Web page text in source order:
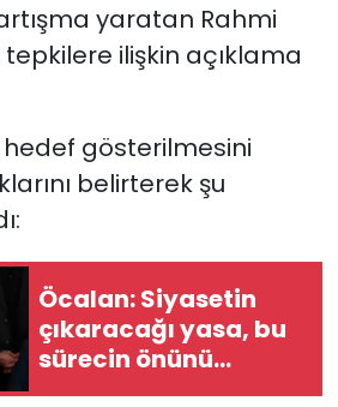
yaratan Rahmi
tepkilere ilişkin açıklama
hedef gösterilmesini
belirterek şu
Öcalan: Siyasetin
çıkaracağı yasa, bu
sürecin önünü
açacak anahtar